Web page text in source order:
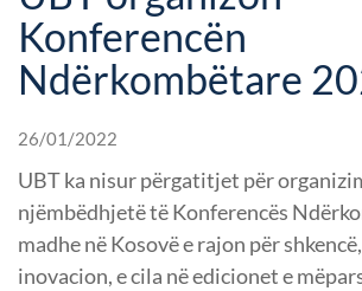
Konferencën
Ndërkombëtare
26/01/2022
UBT ka nisur përgatitjet për
njëmbëdhjetë të Konferencës
madhe në Kosovë e rajon për
inovacion, e cila në edicionet e